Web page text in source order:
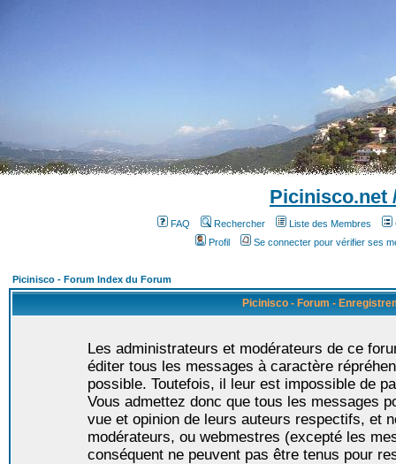
Picinisco.net
FAQ Rechercher Liste des Membres
Profil
Se connecter pour vérifier ses
Picinisco - Forum Index du Forum
Picinisco - Forum -
Les administrateurs et modérateurs de ce
éditer tous les messages à caractère
possible. Toutefois, il leur est impossible de
Vous admettez donc que tous les messages
vue et opinion de leurs auteurs respectifs, et
modérateurs, ou webmestres (excepté les
conséquent ne peuvent pas être tenus pour